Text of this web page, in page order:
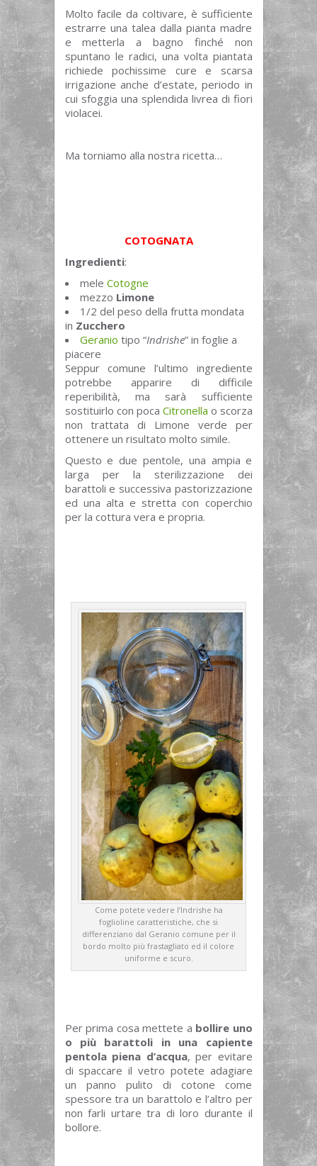
Molto facile da coltivare, è sufficiente
estrarre una talea dalla pianta madre
e metterla a bagno finché non
spuntano le radici, una volta piantata
richiede pochissime cure e scarsa
irrigazione anche d’estate, periodo in
cui sfoggia una splendida livrea di fiori
violacei.
Ma torniamo alla nostra ricetta…
COTOGNATA
Ingredienti:
mele Cotogne
mezzo Limone
1/2 del peso della frutta mondata
in Zucchero
Geranio tipo “Indrishe” in foglie a
piacere
Seppur comune l’ultimo ingrediente
potrebbe apparire di difficile
reperibilità, ma sarà sufficiente
sostituirlo con poca Citronella o scorza
non trattata di Limone verde per
ottenere un risultato molto simile.
Questo e due pentole, una ampia e
larga per la sterilizzazione dei
barattoli e successiva pastorizzazione
ed una alta e stretta con coperchio
per la cottura vera e propria.
Come potete vedere l’Indrishe ha
foglioline caratteristiche, che si
differenziano dal Geranio comune per il
bordo molto più frastagliato ed il colore
uniforme e scuro.
Per prima cosa mettete a bollire uno
o più barattoli in una capiente
pentola piena d’acqua, per evitare
di spaccare il vetro potete adagiare
un panno pulito di cotone come
spessore tra un barattolo e l’altro per
non farli urtare tra di loro durante il
bollore.